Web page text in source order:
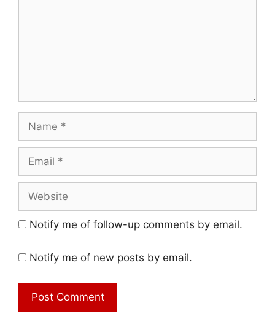
Name
Email
Website
Notify me of follow-up comments by email.
Notify me of new posts by email.